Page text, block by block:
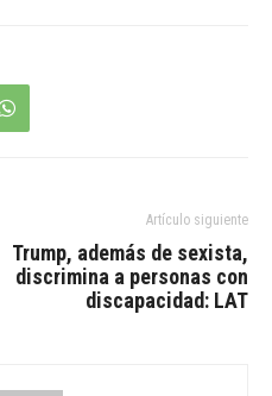
Artículo siguiente
Trump, además de sexista,
discrimina a personas con
discapacidad: LAT